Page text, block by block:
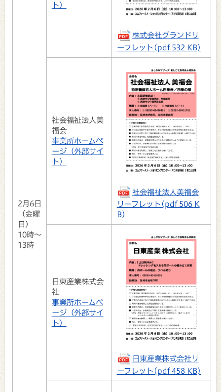
2月6日
（金曜
日）
10時～
13時
ト）
株式会社グランドリ
ーフレット(pdf 532 KB)
社会福祉法人美
福会
事業所ホームぺ
ージ（外部サイ
ト）
社会福祉法人美福会
リーフレット(pdf 506 K
B)
日東産業株式会
社
事業所ホームペ
ージ（外部サイ
ト）
日東産業株式会社リ
ーフレット(pdf 458 KB)